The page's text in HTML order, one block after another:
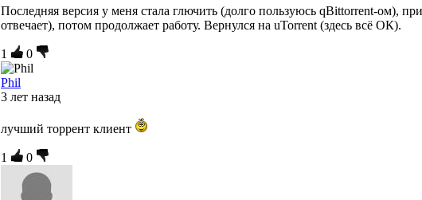
Последняя версия у меня стала глючить (долго пользуюсь qBittorrent-ом),
отвечает), потом продолжает работу. Вернулся на uTorrent (здесь всё ОК).
1 0
Phil
3 лет назад
лучший торрент клиент
1 0